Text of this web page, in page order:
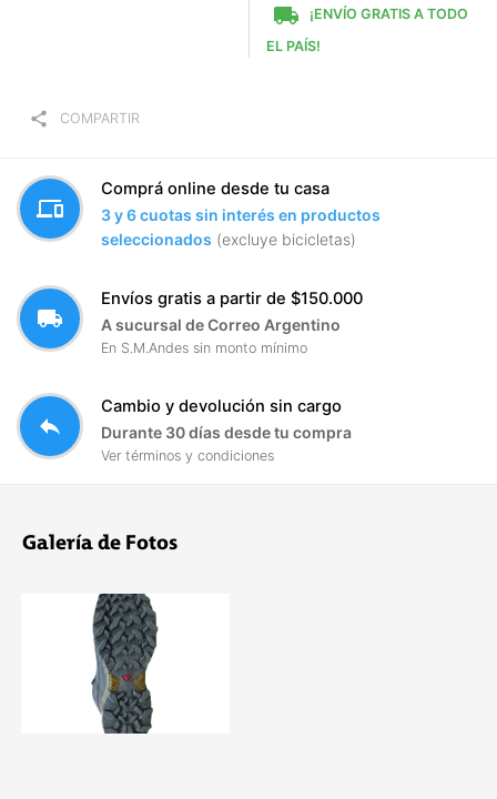
local_shipping
¡ENVÍO GRATIS A TODO
EL PAÍS!
share COMPARTIR
devices
Comprá online desde tu casa
3 y 6 cuotas sin interés en productos
seleccionados (excluye bicicletas)
local_shipping
Envíos gratis a partir de $150.000
A sucursal de Correo Argentino
En S.M.Andes sin monto mínimo
reply
Cambio y devolución sin cargo
Durante 30 días desde tu compra
Ver términos y condiciones
Galería de Fotos